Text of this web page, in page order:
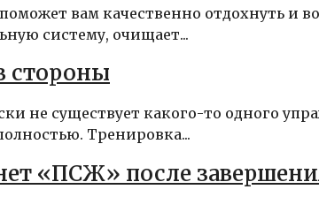
вам качественно отдохнуть и
систему, очищает...
стороны
не существует какого-то одного
Тренировка...
«ПСЖ» после